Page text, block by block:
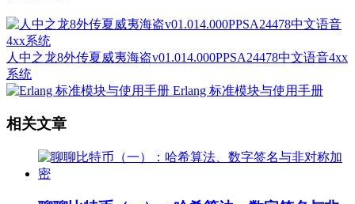
人中之龙8外传夏威夷海盗v01.014.000PPSA24478中文语音4xx
系统
Erlang 标准模块与使用手册
相关文章